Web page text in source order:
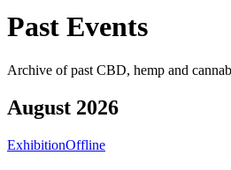
Past Events
Archive of past CBD, hemp and
August 2026
ExhibitionOffline